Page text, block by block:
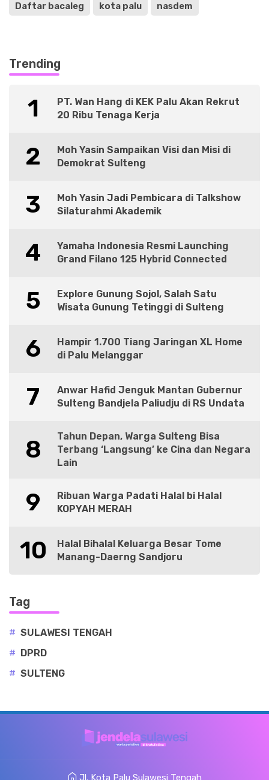
Daftar bacaleg kota palu nasdem
Trending
1
PT. Wan Hang di KEK Palu Akan Rekrut
20 Ribu Tenaga Kerja
2
Moh Yasin Sampaikan Visi dan Misi di
Demokrat Sulteng
3
Moh Yasin Jadi Pembicara di Talkshow
Silaturahmi Akademik
4
Yamaha Indonesia Resmi Launching
Grand Filano 125 Hybrid Connected
5
Explore Gunung Sojol, Salah Satu
Wisata Gunung Tetinggi di Sulteng
6
Hampir 1.700 Tiang Jaringan XL Home
di Palu Melanggar
7
Anwar Hafid Jenguk Mantan Gubernur
Sulteng Bandjela Paliudju di RS Undata
8
Tahun Depan, Warga Sulteng Bisa
Terbang ‘Langsung’ ke Cina dan Negara
Lain
9
Ribuan Warga Padati Halal bi Halal
KOPYAH MERAH
10
Halal Bihalal Keluarga Besar Tome
Manang-Daerng Sandjoru
Tag
# SULAWESI TENGAH
# DPRD
# SULTENG
Jl. Kota Palu Sulawesi Tengah